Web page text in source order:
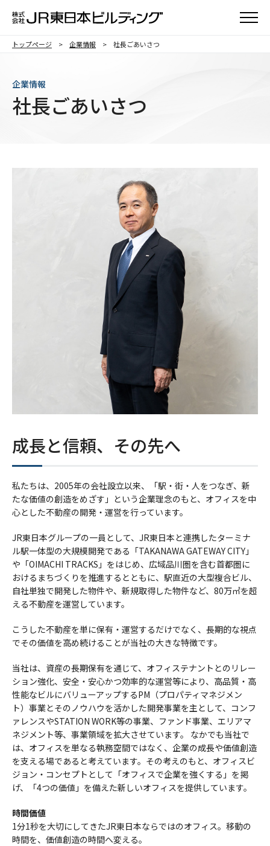
メニュ
トップページ 企業情報 社長ごあいさつ
企業情報
社長ごあいさつ
成長と信頼、その先へ
私たちは、2005年の会社設立以来、「駅・街・人をつなぎ、新
たな価値の創造をめざす」という企業理念のもと、オフィスを中
心とした不動産の開発・運営を行っています。
JR東日本グループの一員として、JR東日本と連携したターミナ
ル駅一体型の大規模開発である「TAKANAWA GATEWAY CITY」
や「OIMACHI TRACKS」をはじめ、広域品川圏を含む首都圏に
おけるまちづくりを推進するとともに、駅直近の大型複合ビル、
自社単独で開発した物件や、新規取得した物件など、80万㎡を超
える不動産を運営しています。
こうした不動産を単に保有・運営するだけでなく、長期的な視点
でその価値を高め続けることが当社の大きな特徴です。
当社は、資産の長期保有を通じて、オフィステナントとのリレー
ション強化、安全・安心かつ効率的な運営等により、高品質・高
性能なビルにバリューアップするPM（プロパティマネジメン
ト）事業とそのノウハウを活かした開発事業を主として、コンフ
ァレンスやSTATION WORK等の事業、ファンド事業、エリアマ
ネジメント等、事業領域を拡大させています。 なかでも当社で
は、オフィスを単なる執務空間ではなく、企業の成長や価値創造
を支える場であると考えています。その考えのもと、オフィスビ
ジョン・コンセプトとして「オフィスで企業を強くする」を掲
げ、「4つの価値」を備えた新しいオフィスを提供しています。
時間価値
1分1秒を大切にしてきたJR東日本ならではのオフィス。移動の
時間を、価値創造の時間へ変える。